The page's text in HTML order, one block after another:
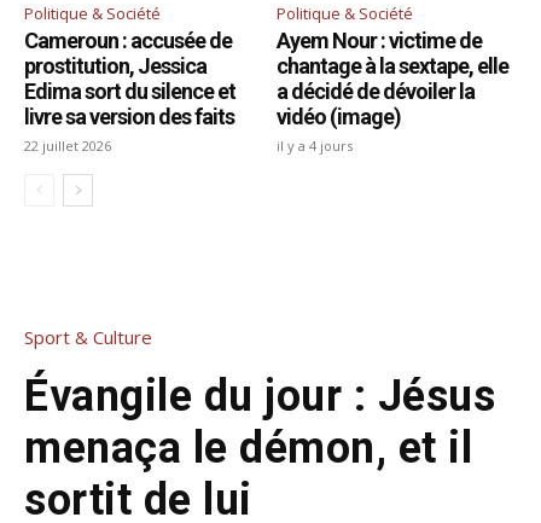
Politique & Société
Cameroun : accusée de
prostitution, Jessica
Edima sort du silence et
livre sa version des faits
22 juillet 2026
Politique & Société
Ayem Nour : victime de
chantage à la sextape, elle
a décidé de dévoiler la
vidéo (image)
il y a 4 jours